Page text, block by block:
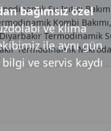
bağımsız özel
ve klima
ile aynı gün
ve servis kaydı
Su Isıtıcı
Kombi
Termodinamik
Termodinamik